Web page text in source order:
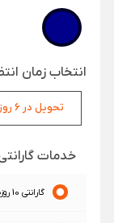
انتخاب زمان
تحویل در 6 روز کاری 🕞
خدمات
گارانتی 10 روزه اصالت و سلامت فیزیکی کالا